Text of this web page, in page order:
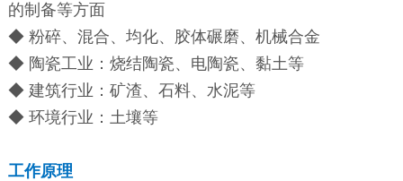
的制备等方面
◆ 粉碎、混合、均化、胶体碾磨、机械合金
◆ 陶瓷工业：烧结陶瓷、电陶瓷、黏土等
◆ 建筑行业：矿渣、石料、水泥等
◆ 环境行业：土壤等
工作原理